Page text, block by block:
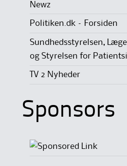
Newz
Politiken.dk – Forsiden
Sundhedsstyrelsen,
og Styrelsen for
TV 2 Nyheder
Sponsors